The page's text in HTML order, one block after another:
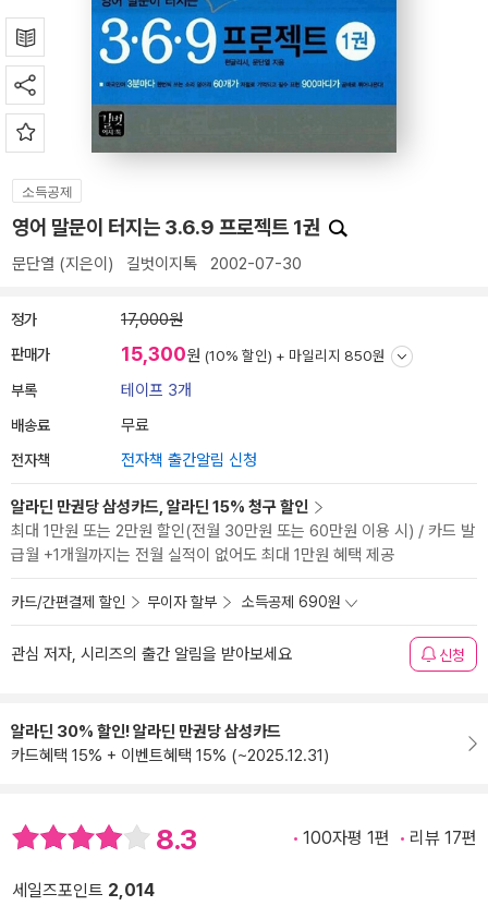
소득공제
영어 말문이 터지는 3.6.9 프로젝트 1권
문단열 (지은이) 길벗이지톡 2002-07-30
정가 17,000원
판매가 15,300원 (10% 할인) + 마일리지 850원
부록 테이프 3개
배송료 무료
전자책 전자책 출간알림 신청
알라딘 만권당 삼성카드, 알라딘 15% 청구 할인
최대 1만원 또는 2만원 할인(전월 30만원 또는 60만원 이용 시) / 카드 발
급월 +1개월까지는 전월 실적이 없어도 최대 1만원 혜택 제공
카드/간편결제 할인 무이자 할부 소득공제 690원
관심 저자, 시리즈의 출간 알림을 받아보세요 신청
알라딘 30% 할인! 알라딘 만권당 삼성카드
카드혜택 15% + 이벤트혜택 15% (~2025.12.31)
8.3 100자평 1편 리뷰 17편
세일즈포인트 2,014